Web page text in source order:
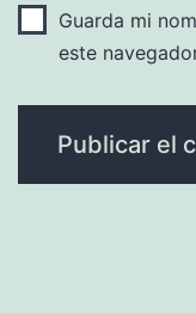
Guarda mi
este